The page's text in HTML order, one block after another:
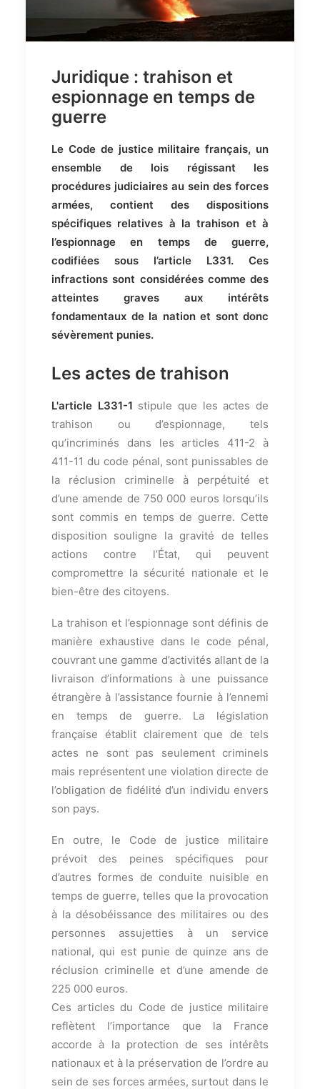
Juridique : trahison et
espionnage en temps de
guerre
Le Code de justice militaire français, un
ensemble de lois régissant les
procédures judiciaires au sein des forces
armées, contient des dispositions
spécifiques relatives à la trahison et à
l’espionnage en temps de guerre,
codifiées sous l’article L331. Ces
infractions sont considérées comme des
atteintes graves aux intérêts
fondamentaux de la nation et sont donc
sévèrement punies.
Les actes de trahison
L'article L331-1 stipule que les actes de
trahison ou d’espionnage, tels
qu’incriminés dans les articles 411-2 à
411-11 du code pénal, sont punissables de
la réclusion criminelle à perpétuité et
d’une amende de 750 000 euros lorsqu’ils
sont commis en temps de guerre. Cette
disposition souligne la gravité de telles
actions contre l’État, qui peuvent
compromettre la sécurité nationale et le
bien-être des citoyens.
La trahison et l’espionnage sont définis de
manière exhaustive dans le code pénal,
couvrant une gamme d’activités allant de la
livraison d’informations à une puissance
étrangère à l’assistance fournie à l’ennemi
en temps de guerre. La législation
française établit clairement que de tels
actes ne sont pas seulement criminels
mais représentent une violation directe de
l’obligation de fidélité d’un individu envers
son pays.
En outre, le Code de justice militaire
prévoit des peines spécifiques pour
d’autres formes de conduite nuisible en
temps de guerre, telles que la provocation
à la désobéissance des militaires ou des
personnes assujetties à un service
national, qui est punie de quinze ans de
réclusion criminelle et d’une amende de
225 000 euros.
Ces articles du Code de justice militaire
reflètent l’importance que la France
accorde à la protection de ses intérêts
nationaux et à la préservation de l’ordre au
sein de ses forces armées, surtout dans le